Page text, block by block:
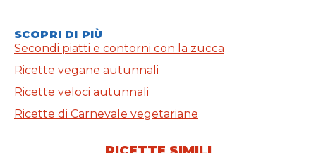
SCOPRI DI PIÙ
Secondi piatti e contorni con la zucca
Ricette vegane autunnali
Ricette veloci autunnali
Ricette di Carnevale vegetariane